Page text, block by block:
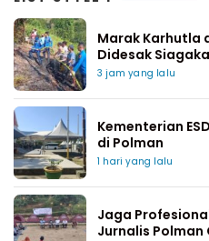
Marak Karhutla
Didesak
3 jam yang lalu
Kementerian
di Polman
1 hari yang lalu
Jaga
Jurnalis